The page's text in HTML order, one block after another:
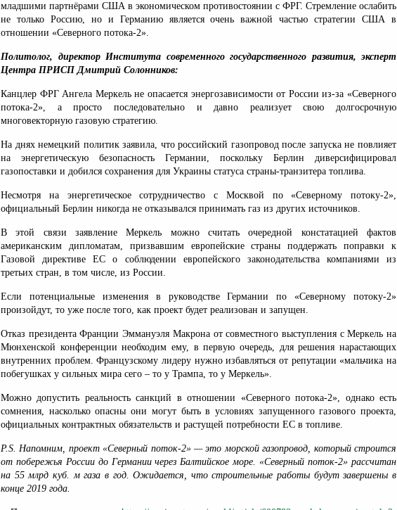
младшими партнёрами США в экономическом противостоянии с ФРГ. Стремление ослабить
не только Россию, но и Германию является очень важной частью стратегии США в
отношении «Северного потока-2».
Политолог, директор Института современного государственного развития, эксперт
Центра ПРИСП Дмитрий Солонников:
Канцлер ФРГ Ангела Меркель не опасается энергозависимости от России из-за «Северного
потока-2», а просто последовательно и давно реализует свою долгосрочную
многовекторную газовую стратегию.
На днях немецкий политик заявила, что российский газопровод после запуска не повлияет
на энергетическую безопасность Германии, поскольку Берлин диверсифицировал
газопоставки и добился сохранения для Украины статуса страны-транзитера топлива.
Несмотря на энергетическое сотрудничество с Москвой по «Северному потоку-2»,
официальный Берлин никогда не отказывался принимать газ из других источников.
В этой связи заявление Меркель можно считать очередной констатацией фактов
американским дипломатам, призвавшим европейские страны поддержать поправки к
Газовой директиве ЕС о соблюдении европейского законодательства компаниями из
третьих стран, в том числе, из России.
Если потенциальные изменения в руководстве Германии по «Северному потоку-2»
произойдут, то уже после того, как проект будет реализован и запущен.
Отказ президента Франции Эммануэля Макрона от совместного выступления с Меркель на
Мюнхенской конференции необходим ему, в первую очередь, для решения нарастающих
внутренних проблем. Французскому лидеру нужно избавляться от репутации «мальчика на
побегушках у сильных мира сего – то у Трампа, то у Меркель».
Можно допустить реальность санкций в отношении «Северного потока-2», однако есть
сомнения, насколько опасны они могут быть в условиях запущенного газового проекта,
официальных контрактных обязательств и растущей потребности ЕС в топливе.
P.S. Напомним, проект «Северный поток-2» — это морской газопровод, который строится
от побережья России до Германии через Балтийское море. «Северный поток-2» рассчитан
на 55 млрд куб. м газа в год. Ожидается, что строительные работы будут завершены в
конце 2019 года.